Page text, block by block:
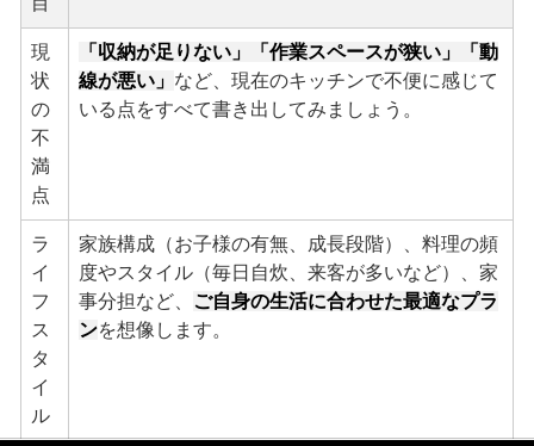
現
状
の
不
満
点
「収納が足りない」「作業スペースが狭い」「動
線が悪い」 など、現在のキッチンで不便に感じて
いる点をすべて書き出してみましょう。
ラ
イ
フ
ス
タ
イ
ル
家族構成（お子様の有無、成長段階）、料理の頻
度やスタイル（毎日自炊、来客が多いなど）、家
事分担など、 ご自身の生活に合わせた最適なプラ
ンを想像します。